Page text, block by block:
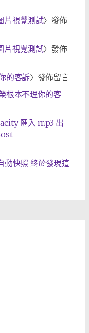
片視覺測試〉發佈
片視覺測試〉發佈
的客訴〉發佈留言
根本不理你的客
匯入 mp3 出
動快照 終於發現這